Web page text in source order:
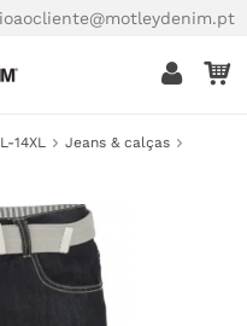
14XL
Jeans & calças